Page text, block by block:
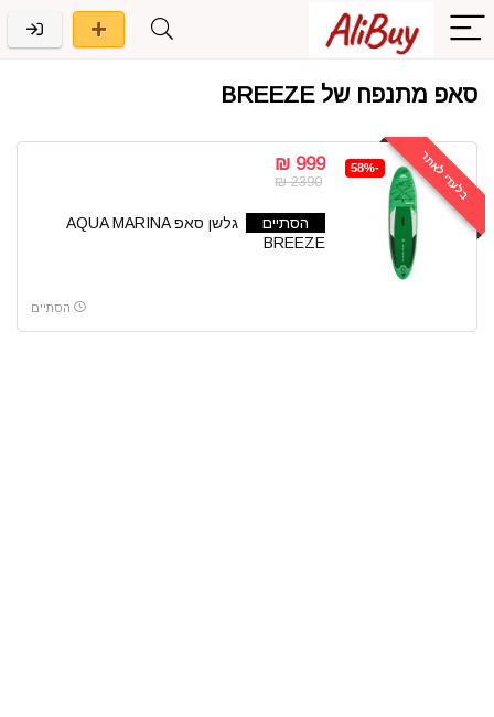
סאפ מתנפח של BREEZE
בלעדי לאתר -58%
999 ₪
2390 ₪
הסתיים
גלשן סאפ AQUA MARINA
BREEZE
הסתיים